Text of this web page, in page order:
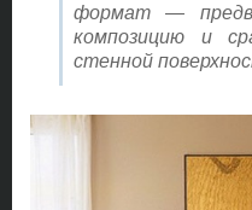
формат —
композицию и
стенной